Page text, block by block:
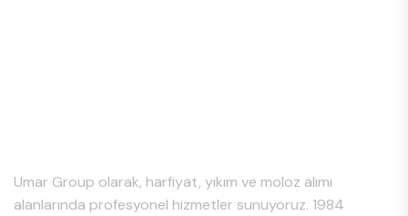
Umar Group olarak, harfiyat, yıkım ve moloz alımı
alanlarında profesyonel hizmetler sunuyoruz. 1984